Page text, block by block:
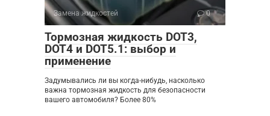
Замена жидкостей 0
Тормозная жидкость DOT3,
DOT4 и DOT5.1: выбор и
применение
Задумывались ли вы когда-нибудь, насколько
важна тормозная жидкость для безопасности
вашего автомобиля? Более 80%